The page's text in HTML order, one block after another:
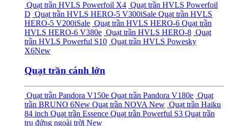
Quạt trần HVLS Powerfoil X4 Quạt trần HVLS Powerfoil
D Quạt trần HVLS HERO-5 V300iSale Quạt trần HVLS
HERO-5 V200iSale Quạt trần HVLS HERO-6 Quạt trần
HVLS HERO-6 V380e Quạt trần HVLS HERO-8 Quạt
trần HVLS Powerful S10 Quạt trần HVLS Powesky
X6New
Quạt trần cánh lớn
Quạt trần Pandora V150e Quạt trần Pandora V180e Quạt
trần BRUNO 6New Quạt trần NOVA New Quạt trần Haiku
84 inch Quạt trần Essence Quạt trần Powerful S3 Quạt trần
trụ đứng ngoài trời New